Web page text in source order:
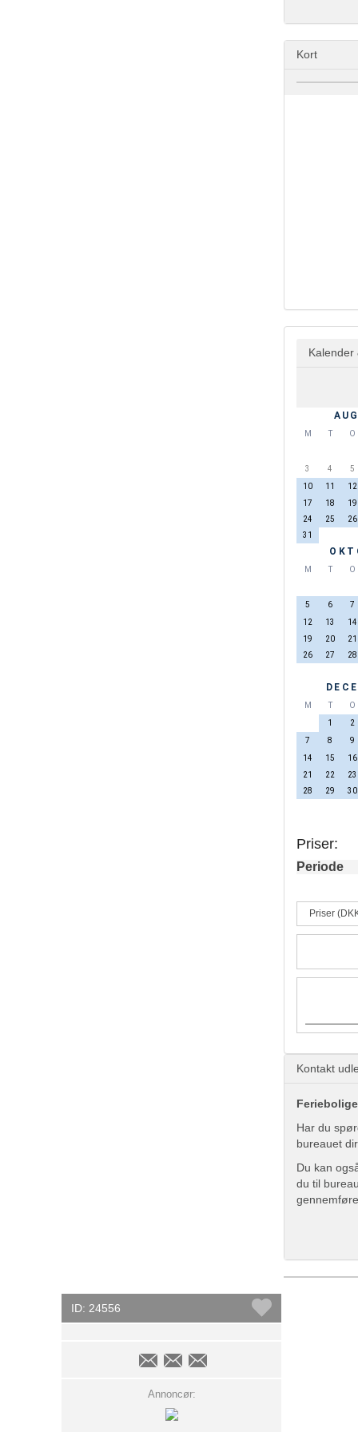
Kort
Kalender
M T O
3
4 5
10
11 12
17
18 19
24
25 26
31
M T O
5
6 7
12
13 14
19
20 21
26
27 28
M T O
1
2
7
8 9
14
15 16
21
22 23
28
29 30
Priser:
Periode
Priser
Kontakt
Har du
bureauet
Du kan
du til
ID: 24556
Annoncør: